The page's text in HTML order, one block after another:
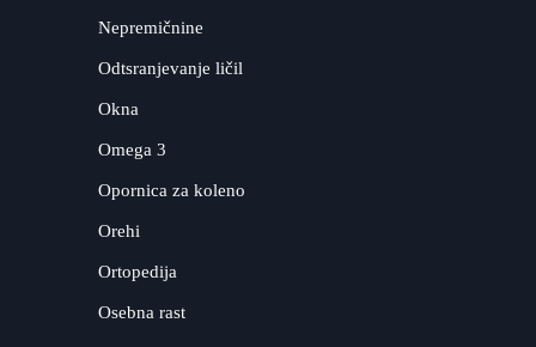
Nepremičnine
Odtsranjevanje ličil
Okna
Omega 3
Opornica za koleno
Orehi
Ortopedija
Osebna rast